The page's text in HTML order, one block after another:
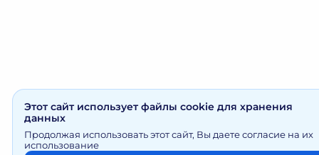
Этот сайт использует файлы cookie для хранения
данных
Продолжая использовать этот сайт, Вы даете согласие на их
использование